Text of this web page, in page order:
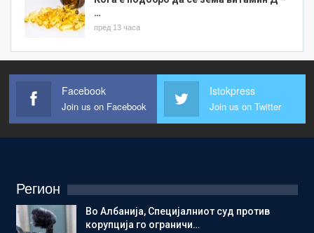
…
пред 13 часа
Facebook
Join us on Facebook
Istokpress
Join us on Twitter
Регион
Во Албанија, Специјалниот суд против
корупција го ограничи…